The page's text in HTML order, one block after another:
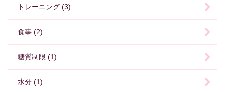
トレーニング (3)
食事 (2)
糖質制限 (1)
水分 (1)